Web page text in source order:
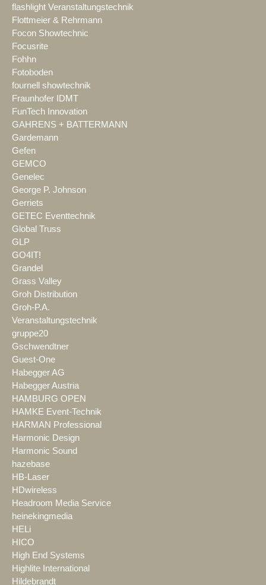
flashlight Veranstaltungstechnik
Flottmeier & Rehrmann
Focon Showtechnic
Focusrite
Fohhn
Fotoboden
fournell showtechnik
Fraunhofer IDMT
FunTech Innovation
GAHRENS + BATTERMANN
Gardemann
Gefen
GEMCO
Genelec
George P. Johnson
Gerriets
GETEC Eventtechnik
Global Truss
GLP
GO4IT!
Grandel
Grass Valley
Groh Distribution
Groh-P.A.
Veranstaltungstechnik
gruppe20
Gschwendtner
Guest-One
Habegger AG
Habegger Austria
HAMBURG OPEN
HAMKE Event-Technik
HARMAN Professional
Harmonic Design
Harmonic Sound
hazebase
HB-Laser
HDwireless
Headroom Media Service
heinekingmedia
HELi
HICO
High End Systems
Highlite International
Hildebrandt